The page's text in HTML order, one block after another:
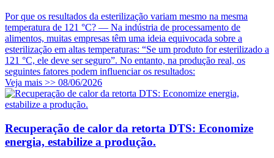
Por que os resultados da esterilização variam mesmo na mesma
temperatura de 121 °C? — Na indústria de processamento de
alimentos, muitas empresas têm uma ideia equivocada sobre a
esterilização em altas temperaturas: “Se um produto for esterilizado a
121 °C, ele deve ser seguro”. No entanto, na produção real, os
seguintes fatores podem influenciar os resultados:
Veja mais >> 08/06/2026
Recuperação de calor da retorta DTS: Economize
energia, estabilize a produção.